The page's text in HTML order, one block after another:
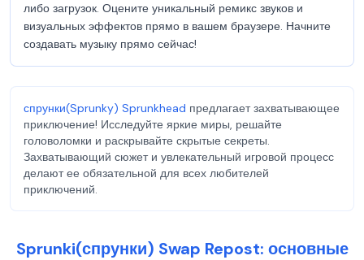
либо загрузок. Оцените уникальный ремикс звуков и
визуальных эффектов прямо в вашем браузере. Начните
создавать музыку прямо сейчас!
спрунки(Sprunky) Sprunkhead предлагает захватывающее
приключение! Исследуйте яркие миры, решайте
головоломки и раскрывайте скрытые секреты.
Захватывающий сюжет и увлекательный игровой процесс
делают ее обязательной для всех любителей
приключений.
Sprunki(спрунки) Swap Repost: основные